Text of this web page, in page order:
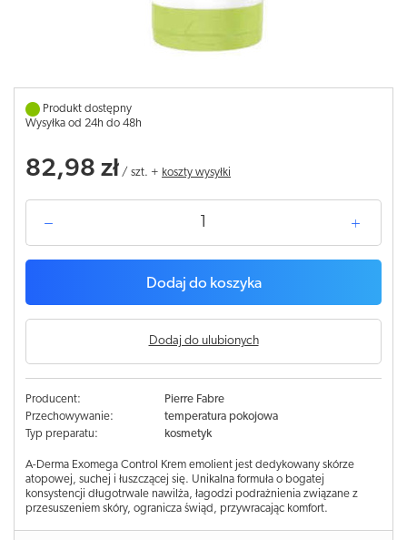
Produkt dostępny
Wysyłka od 24h do 48h
82,98 zł / szt. + koszty wysyłki
Dodaj do koszyka
Dodaj do ulubionych
Producent:
Pierre Fabre
Przechowywanie:
temperatura pokojowa
Typ preparatu:
kosmetyk
A-Derma Exomega Control Krem emolient jest dedykowany skórze
atopowej, suchej i łuszczącej się. Unikalna formuła o bogatej
konsystencji długotrwale nawilża, łagodzi podrażnienia związane z
przesuszeniem skóry, ogranicza świąd, przywracając komfort.